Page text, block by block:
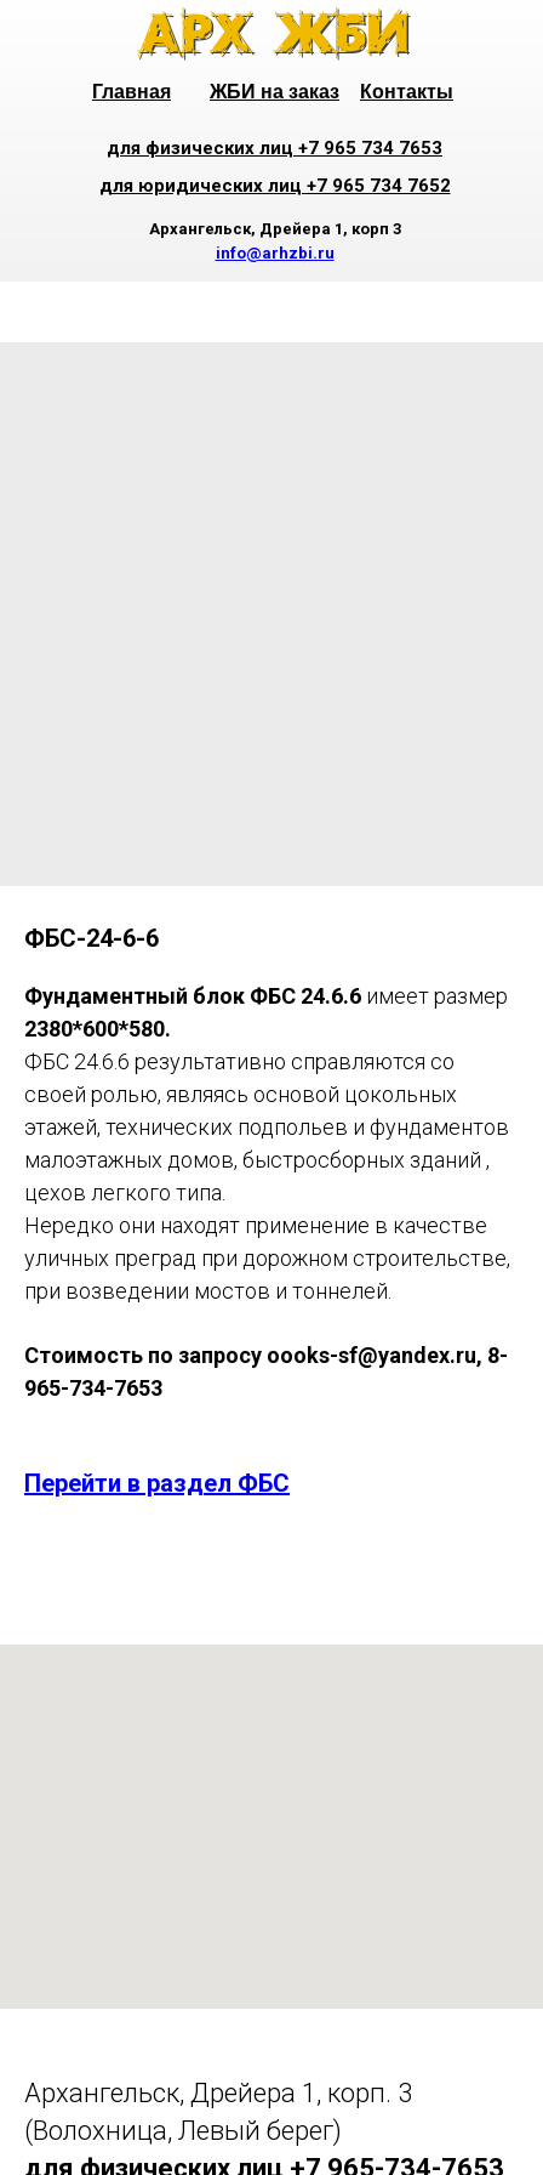
Главная ЖБИ на заказ Контакты
для физических лиц +7 965 734 7653
для юридических лиц +7 965 734 7652
Архангельск, Дрейера 1, корп 3
info@arhzbi.ru
ФБС-24-6-6
Фундаментный блок ФБС 24.6.6 имеет размер
2380*600*580.
ФБС 24.6.6 результативно справляются со
своей ролью, являясь основой цокольных
этажей, технических подпольев и фундаментов
малоэтажных домов, быстросборных зданий ,
цехов легкого типа.
Нередко они находят применение в качестве
уличных преград при дорожном строительстве,
при возведении мостов и тоннелей.
Стоимость по запросу oooks-sf@yandex.ru, 8-
965-734-7653
Перейти в раздел ФБС
Архангельск, Дрейера 1, корп. 3
(Волохница, Левый берег)
для физических лиц +7 965-734-7653